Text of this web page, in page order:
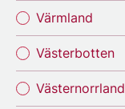
Värmland
Västerbotten
Västernorrland